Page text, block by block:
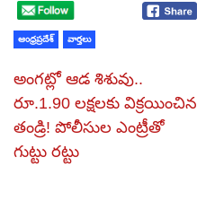
ఆంధ్రప్రదేశ్ వార్తలు
అంగట్లో ఆడ శిశువు..
రూ.1.90 లక్షలకు విక్రయించిన
తండ్రి! పోలీసుల ఎంట్రీతో
గుట్టు రట్టు